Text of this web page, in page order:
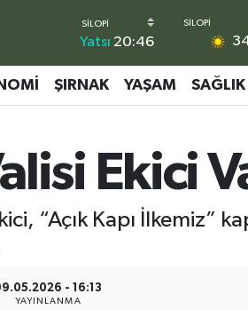
Yatsı 20:46
ŞIRNAK YAŞAM SAĞLIK
Ekici
“Açık Kapı
- 16:13
YAYINLANMA